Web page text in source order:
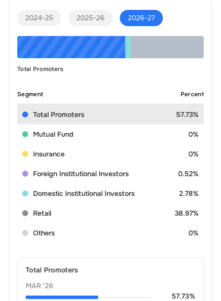
2024-25 2025-26 2026-27
Total Promoters
Segment Percent
Total Promoters 57.73%
Mutual Fund 0%
Insurance 0%
Foreign Institutional Investors 0.52%
Domestic Institutional Investors 2.78%
Retail 38.97%
Others 0%
Total Promoters
MAR '26
57.73%